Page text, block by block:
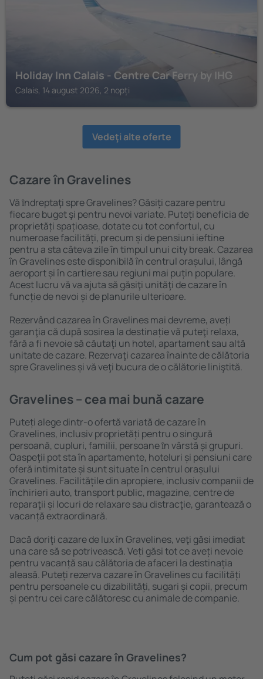
Holiday Inn Calais - Centre Car Ferry by IHG
Calais, 14 august 2026, 2 nopți
Vedeţi alte oferte
Cazare în Gravelines
Vă ȋndreptaţi spre Gravelines? Găsiți cazare pentru
fiecare buget şi pentru nevoi variate. Puteți beneficia de
proprietăți spațioase, dotate cu tot confortul, cu
numeroase facilități, precum și de pensiuni ieftine
pentru a sta câteva zile în timpul unui city break. Cazarea
în Gravelines este disponibilă în centrul orașului, lângă
aeroport și în cartiere sau regiuni mai puțin populare.
Acest lucru vă va ajuta să găsiţi unităţi de cazare în
funcție de nevoi și de planurile ulterioare.
Rezervând cazarea în Gravelines mai devreme, aveți
garanţia că după sosirea la destinație vă puteţi relaxa,
fără a fi nevoie să căutaţi un hotel, apartament sau altă
unitate de cazare. Rezervaţi cazarea înainte de călătoria
spre Gravelines și vă veţi bucura de o călătorie liniştită.
Gravelines – cea mai bună cazare
Puteți alege dintr-o ofertă variată de cazare în
Gravelines, inclusiv proprietăți pentru o singură
persoană, cupluri, familii, persoane ȋn vârstă și grupuri.
Oaspeţii pot sta în apartamente, hoteluri și pensiuni care
oferă intimitate și sunt situate în centrul orașului
Gravelines. Facilitățile din apropiere, inclusiv companii de
închirieri auto, transport public, magazine, centre de
reparaţii și locuri de relaxare sau distracţie, garantează o
vacanță extraordinară.
Dacă doriţi cazare de lux în Gravelines, veţi găsi imediat
una care să se potrivească. Veți găsi tot ce aveți nevoie
pentru vacanță sau călătoria de afaceri la destinația
aleasă. Puteți rezerva cazare în Gravelines cu facilități
pentru persoanele cu dizabilități, sugari și copii, precum
și pentru cei care călătoresc cu animale de companie.
Cum pot găsi cazare în Gravelines?